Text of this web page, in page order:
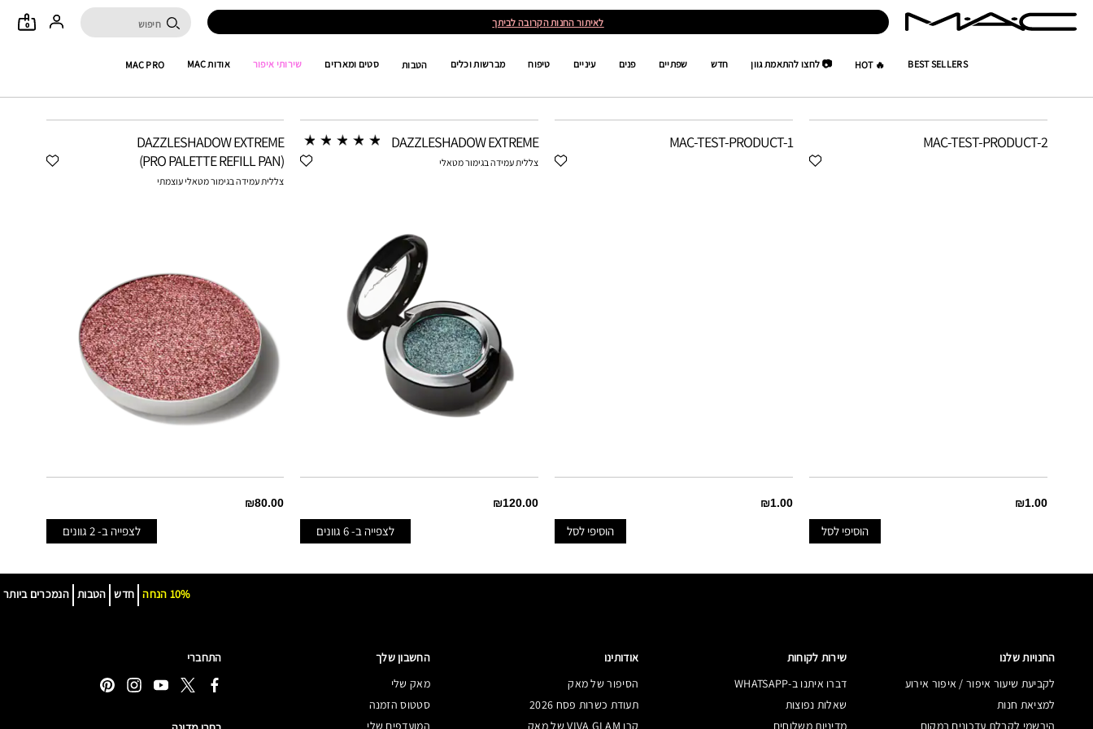
לאיתור החנות הקרובה לביתך 0
BEST SELLERS
🔥 HOT 📷 לחצו להתאמת גוון חדש שפתיים פנים עיניים טיפוח מברשות וכלים הטבות סטים ומארזים שירותי איפור אודות MAC MAC PRO TEST-SKU
MAC-TEST-PRODUCT-2
₪1.00
הוסיפי לסל
MAC-TEST-PRODUCT-1
₪1.00
הוסיפי לסל
DAZZLESHADOW EXTREME
צללית עמידה בגימור מטאלי
₪120.00
לצפייה ב-6גוונים
CELEBUTANTE
ILLUMINAUGHTY
DAZZLESHADOW EXTREME
(PRO PALETTE REFILL PAN)
צללית עמידה בגימור מטאלי עוצמתי
₪80.00
לצפייה ב-2 גוונים
DISCOTHEQUE
INCINERATED הנמכרים ביותר הטבות חדש 10% הנחה
החנויות שלנו
לקביעת שיעור איפור / איפור אירוע
למציאת חנות
הירשמי לקבלת עדכונים במקום
שירות לקוחות
דברו איתנו ב-WHATSAPP
שאלות נפוצות
מדיניות משלוחים
אודותינו
הסיפור של מאק
תעודת כשרות פסח 2026
קרן VIVA GLAM של מאק
החשבון שלך
מאק שלי
סטטוס הזמנה
המועדפים שלי
התחברי